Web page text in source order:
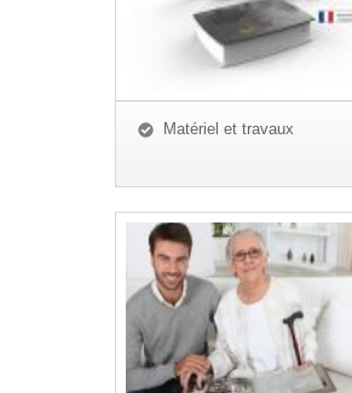
Matériel et travaux